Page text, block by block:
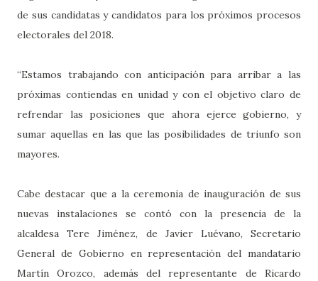
de sus candidatas y candidatos para los próximos procesos
electorales del 2018.
“Estamos trabajando con anticipación para arribar a las
próximas contiendas en unidad y con el objetivo claro de
refrendar las posiciones que ahora ejerce gobierno, y
sumar aquellas en las que las posibilidades de triunfo son
mayores.
Cabe destacar que a la ceremonia de inauguración de sus
nuevas instalaciones se contó con la presencia de la
alcaldesa Tere Jiménez, de Javier Luévano, Secretario
General de Gobierno en representación del mandatario
Martín Orozco, además del representante de Ricardo